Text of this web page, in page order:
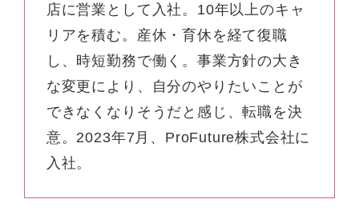
店に営業として入社。10年以上のキャ
リアを積む。産休・育休を経て復職
し、時短勤務で働く。事業方針の大き
な変更により、自分のやりたいことが
できなくなりそうだと感じ、転職を決
意。2023年7月、ProFuture株式会社に
入社。